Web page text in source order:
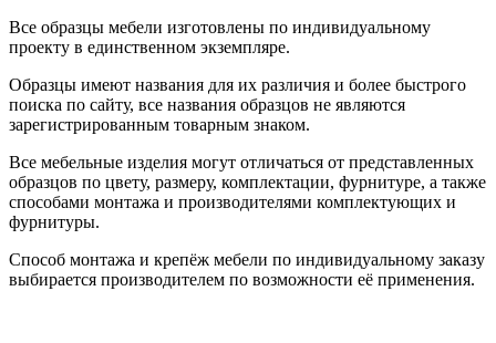
Все образцы мебели изготовлены по индивидуальному
проекту в единственном экземпляре.
Образцы имеют названия для их различия и более быстрого
поиска по сайту, все названия образцов не являются
зарегистрированным товарным знаком.
Все мебельные изделия могут отличаться от представленных
образцов по цвету, размеру, комплектации, фурнитуре, а также
способами монтажа и производителями комплектующих и
фурнитуры.
Способ монтажа и крепёж мебели по индивидуальному заказу
выбирается производителем по возможности её применения.